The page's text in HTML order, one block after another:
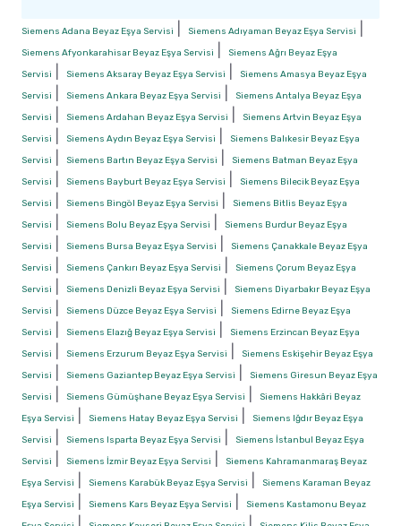
Siemens Adana Beyaz Eşya Servisi Siemens Adıyaman Beyaz Eşya Servisi
Siemens Afyonkarahisar Beyaz Eşya Servisi
Siemens Ağrı Beyaz Eşya
Servisi
Siemens Aksaray Beyaz Eşya Servisi
Siemens Amasya Beyaz Eşya
Servisi
Siemens Ankara Beyaz Eşya Servisi
Siemens Antalya Beyaz Eşya
Servisi
Siemens Ardahan Beyaz Eşya Servisi
Siemens Artvin Beyaz Eşya
Servisi
Siemens Aydın Beyaz Eşya Servisi
Siemens Balıkesir Beyaz Eşya
Servisi
Siemens Bartın Beyaz Eşya Servisi
Siemens Batman Beyaz Eşya
Servisi
Siemens Bayburt Beyaz Eşya Servisi
Siemens Bilecik Beyaz Eşya
Servisi
Siemens Bingöl Beyaz Eşya Servisi
Siemens Bitlis Beyaz Eşya
Servisi
Siemens Bolu Beyaz Eşya Servisi
Siemens Burdur Beyaz Eşya
Servisi
Siemens Bursa Beyaz Eşya Servisi
Siemens Çanakkale Beyaz Eşya
Servisi
Siemens Çankırı Beyaz Eşya Servisi
Siemens Çorum Beyaz Eşya
Servisi
Siemens Denizli Beyaz Eşya Servisi
Siemens Diyarbakır Beyaz Eşya
Servisi
Siemens Düzce Beyaz Eşya Servisi
Siemens Edirne Beyaz Eşya
Servisi
Siemens Elazığ Beyaz Eşya Servisi
Siemens Erzincan Beyaz Eşya
Servisi
Siemens Erzurum Beyaz Eşya Servisi
Siemens Eskişehir Beyaz Eşya
Servisi
Siemens Gaziantep Beyaz Eşya Servisi
Siemens Giresun Beyaz Eşya
Servisi
Siemens Gümüşhane Beyaz Eşya Servisi
Siemens Hakkâri Beyaz
Eşya Servisi
Siemens Hatay Beyaz Eşya Servisi
Siemens Iğdır Beyaz Eşya
Servisi
Siemens Isparta Beyaz Eşya Servisi
Siemens İstanbul Beyaz Eşya
Servisi
Siemens İzmir Beyaz Eşya Servisi
Siemens Kahramanmaraş Beyaz
Eşya Servisi
Siemens Karabük Beyaz Eşya Servisi
Siemens Karaman Beyaz
Eşya Servisi
Siemens Kars Beyaz Eşya Servisi
Siemens Kastamonu Beyaz